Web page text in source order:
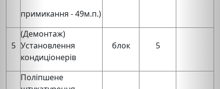
примикання - 49м.п.)
5
(Демонтаж)
Установлення
кондиціонерів
блок 5
Поліпшене